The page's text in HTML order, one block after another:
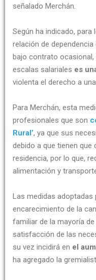
señalado Merchán.
Según ha indicado,
relación de
bajo contrato
escalas salariales es
violenta el derecho a
Para Merchán, esta
profesionales que son
Rural’, ya que sus
debido a que tienen que
residencia, por lo que,
alimentación y
Las medidas adoptadas
encarecimiento de la
familiar de la mayoría
satisfacción de las
su vez incidirá en el
ha agregado la